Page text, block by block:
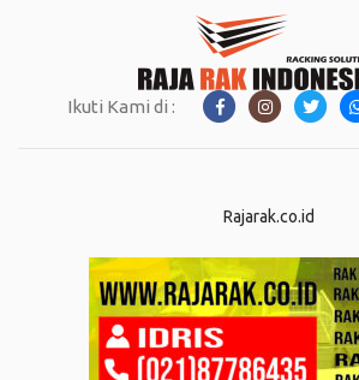
Ikuti Kami di :
Rajarak.co.id